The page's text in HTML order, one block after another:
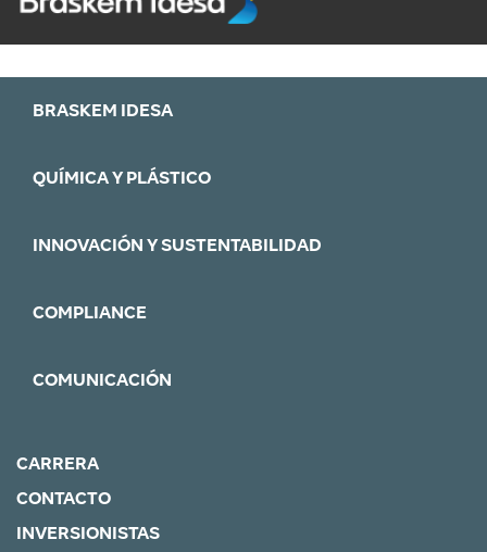
BRASKEM IDESA
QUÍMICA Y PLÁSTICO
INNOVACIÓN Y SUSTENTABILIDAD
COMPLIANCE
COMUNICACIÓN
CARRERA
CONTACTO
INVERSIONISTAS